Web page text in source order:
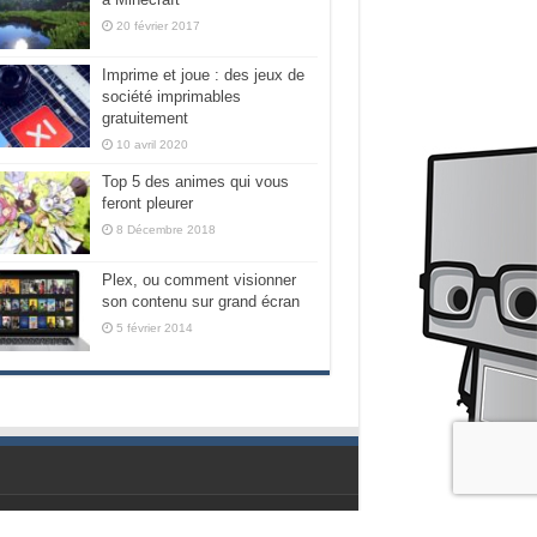
20 février 2017
Imprime et joue : des jeux de
société imprimables
gratuitement
10 avril 2020
Top 5 des animes qui vous
feront pleurer
8 Décembre 2018
Plex, ou comment visionner
son contenu sur grand écran
5 février 2014